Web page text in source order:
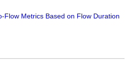
Metrics Based on Flow Duration